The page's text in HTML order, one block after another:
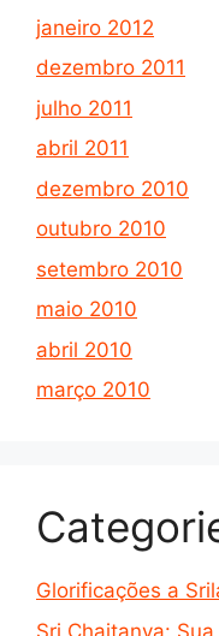
janeiro 2012
dezembro 2011
julho 2011
abril 2011
dezembro 2010
outubro 2010
setembro 2010
maio 2010
abril 2010
março 2010
Glorificações a
Sri Chaitanya: